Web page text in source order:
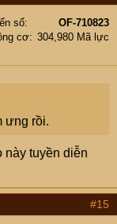
số
OF-710823
cơ
304,980 Mã lực
ưng rồi.
này tuyền diễn
#15